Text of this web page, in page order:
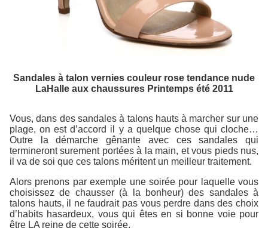
Sandales à talon vernies couleur rose tendance nude
LaHalle aux chaussures Printemps été 2011
Vous, dans des sandales à talons hauts à marcher sur une
plage, on est d’accord il y a quelque chose qui cloche…
Outre la démarche gênante avec ces sandales qui
termineront surement portées à la main, et vous pieds nus,
il va de soi que ces talons méritent un meilleur traitement.
Alors prenons par exemple une soirée pour laquelle vous
choisissez de chausser (à la bonheur) des sandales à
talons hauts, il ne faudrait pas vous perdre dans des choix
d’habits hasardeux, vous qui êtes en si bonne voie pour
être LA reine de cette soirée.